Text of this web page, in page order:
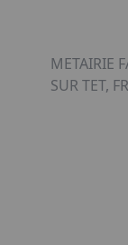
METAIRIE
SUR TET, FR